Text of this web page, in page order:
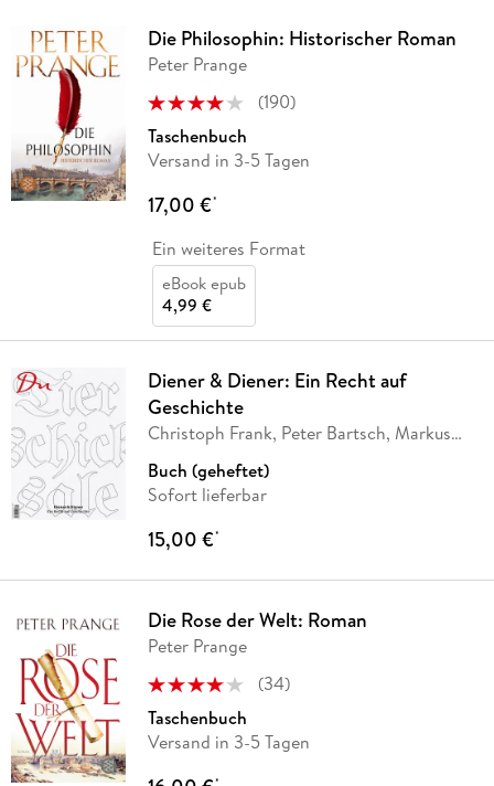
Die Philosophin: Historischer Roman
Peter Prange
(190)
Taschenbuch
Versand in 3-5 Tagen
17,00 €*
Ein weiteres Format
eBook epub
4,99 €
Diener & Diener: Ein Recht auf
Geschichte
Christoph Frank, Peter Bartsch, Markus
Buch (geheftet)
Sofort lieferbar
15,00 €*
Die Rose der Welt: Roman
Peter Prange
(34)
Taschenbuch
Versand in 3-5 Tagen
*